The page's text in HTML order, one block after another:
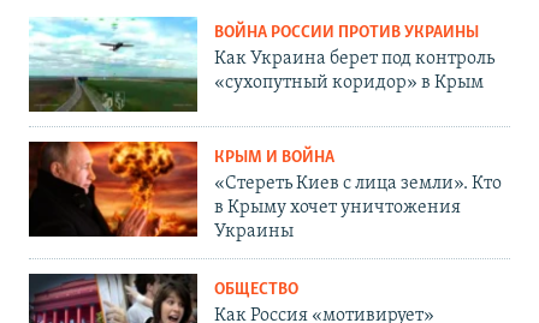
ВОЙНА РОССИИ ПРОТИВ УКРАИНЫ
Как Украина берет под контроль
«сухопутный коридор» в Крым
КРЫМ И ВОЙНА
«Стереть Киев с лица земли». Кто
в Крыму хочет уничтожения
Украины
ОБЩЕСТВО
Как Россия «мотивирует»